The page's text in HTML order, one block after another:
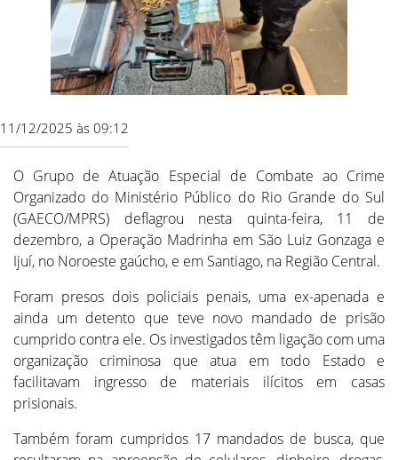
11/12/2025 às 09:12
O Grupo de Atuação Especial de Combate ao Crime
Organizado do Ministério Público do Rio Grande do Sul
(GAECO/MPRS) deflagrou nesta quinta-feira, 11 de
dezembro, a Operação Madrinha em São Luiz Gonzaga e
Ijuí, no Noroeste gaúcho, e em Santiago, na Região Central.
Foram presos dois policiais penais, uma ex-apenada e
ainda um detento que teve novo mandado de prisão
cumprido contra ele. Os investigados têm ligação com uma
organização criminosa que atua em todo Estado e
facilitavam ingresso de materiais ilícitos em casas
prisionais.
Também foram cumpridos 17 mandados de busca, que